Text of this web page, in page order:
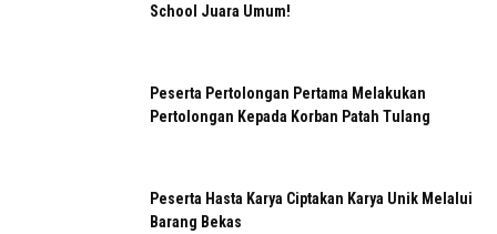
School Juara Umum!
Peserta Pertolongan Pertama Melakukan
Pertolongan Kepada Korban Patah Tulang
Peserta Hasta Karya Ciptakan Karya Unik Melalui
Barang Bekas